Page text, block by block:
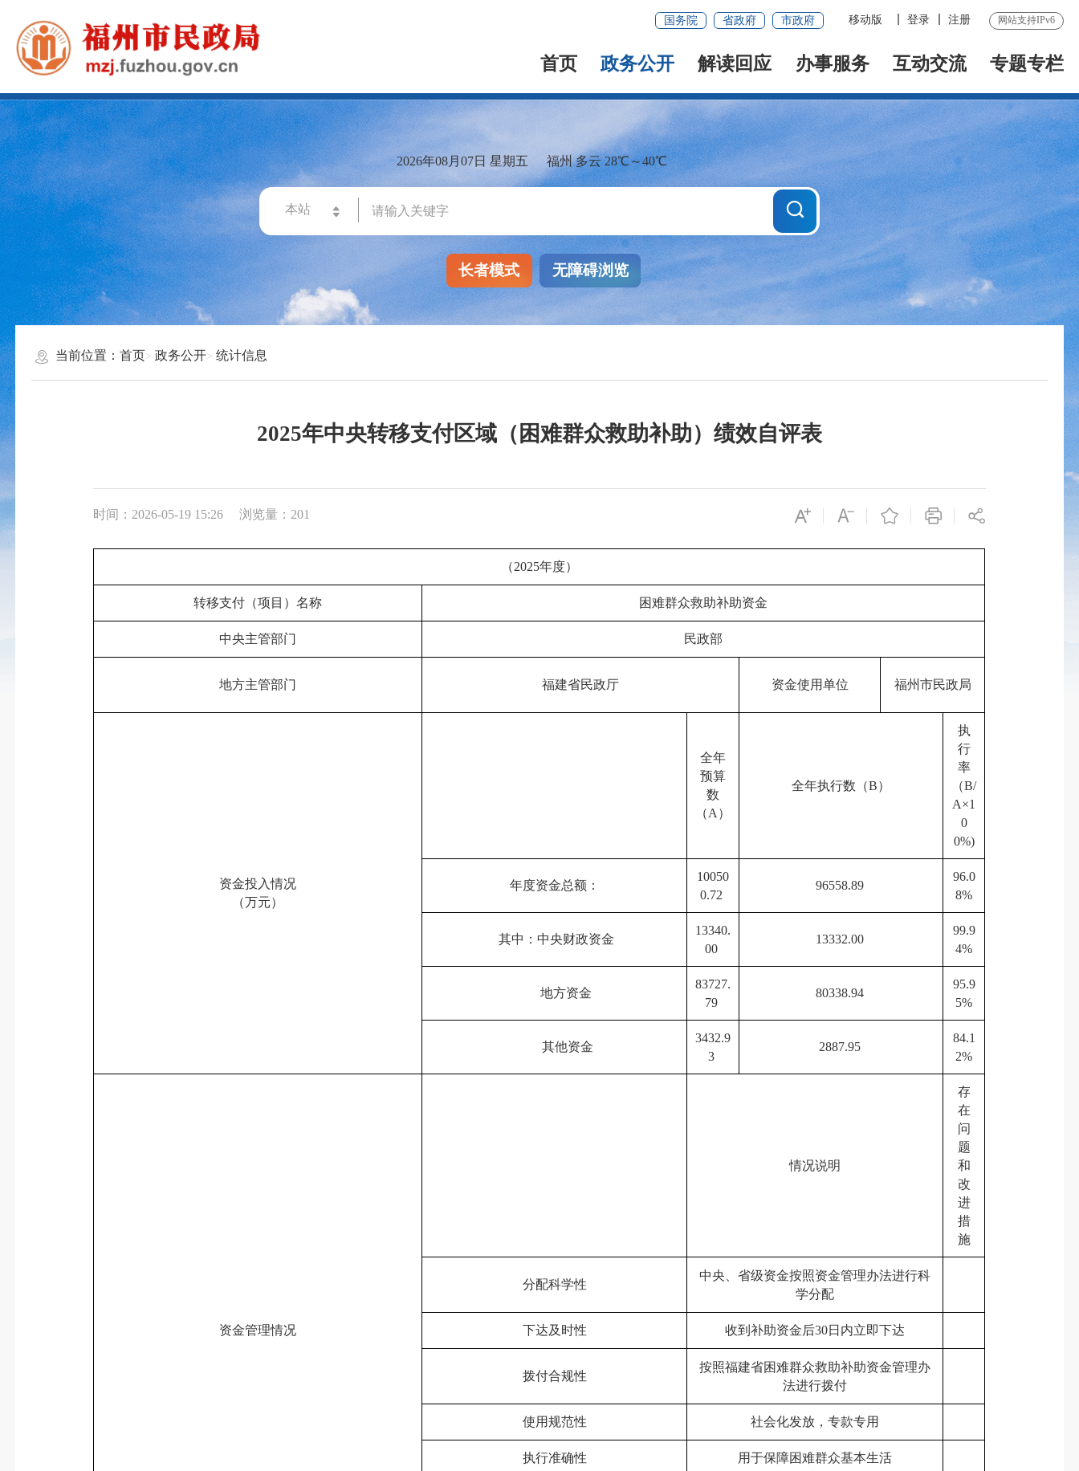
国务院 省政府 市政府 移动版 登录 注册 网站支持IPv6
首页 政务公开 解读回应 办事服务 互动交流 专题专栏
2026年08月07日 星期五 福州 多云 28℃～40℃
长者模式 无障碍浏览
当前位置：首页 政务公开 统计信息
2025年中央转移支付区域（困难群众救助补助）绩效自评表
时间：2026-05-19 15:26 浏览量：201
（2025年度）
转移支付（项目）名称 困难群众救助补助资金
中央主管部门 民政部
地方主管部门 福建省民政厅 资金使用单位 福州市民政局
资金投入情况
（万元）
全年
预算
数
（A）
全年执行数（B）
执
行
率
（B/
A×1
0
0%)
年度资金总额：
10050
0.72
96558.89
96.0
8%
其中：中央财政资金
13340.
00
13332.00
99.9
4%
地方资金
83727.
79
80338.94
95.9
5%
其他资金
3432.9
3
2887.95
84.1
2%
资金管理情况
情况说明
存
在
问
题
和
改
进
措
施
分配科学性
中央、省级资金按照资金管理办法进行科
学分配
下达及时性 收到补助资金后30日内立即下达
拨付合规性
按照福建省困难群众救助补助资金管理办
法进行拨付
使用规范性 社会化发放，专款专用
执行准确性 用于保障困难群众基本生活